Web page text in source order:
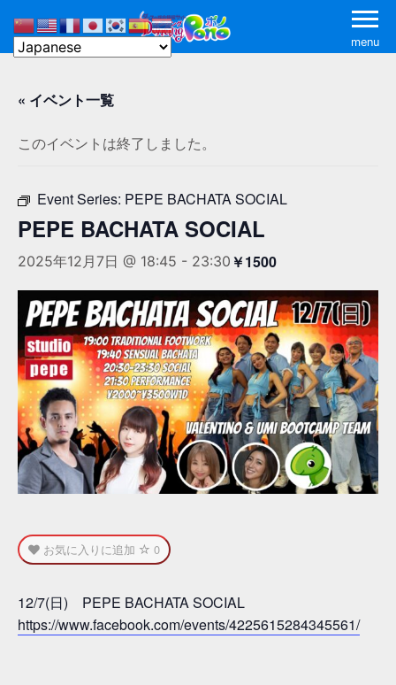
menu
« イベント一覧
このイベントは終了しました。
Event Series: PEPE BACHATA SOCIAL
PEPE BACHATA SOCIAL
2025年12月7日 @ 18:45 - 23:30 ￥1500
お気に入りに追加 0
12/7(日) PEPE BACHATA SOCIAL
https://www.facebook.com/events/4225615284345561/